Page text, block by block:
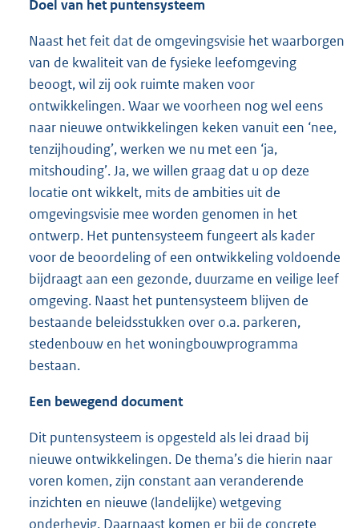
Doel van het puntensysteem
Naast het feit dat de omgevingsvisie het waarborgen
van de kwaliteit van de fysieke leefomgeving
beoogt, wil zij ook ruimte maken voor
ontwikkelingen. Waar we voorheen nog wel eens
naar nieuwe ontwikkelingen keken vanuit een ‘nee,
tenzijhouding’, werken we nu met een ‘ja,
mitshouding’. Ja, we willen graag dat u op deze
locatie ont wikkelt, mits de ambities uit de
omgevingsvisie mee worden genomen in het
ontwerp. Het puntensysteem fungeert als kader
voor de beoordeling of een ontwikkeling voldoende
bijdraagt aan een gezonde, duurzame en veilige leef
omgeving. Naast het puntensysteem blijven de
bestaande beleidsstukken over o.a. parkeren,
stedenbouw en het woningbouwprogramma
bestaan.
Een bewegend document
Dit puntensysteem is opgesteld als lei draad bij
nieuwe ontwikkelingen. De thema’s die hierin naar
voren komen, zijn constant aan veranderende
inzichten en nieuwe (landelijke) wetgeving
onderhevig. Daarnaast komen er bij de concrete